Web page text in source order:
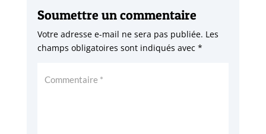
Soumettre un commentaire
Votre adresse e-mail ne sera pas publiée. Les
champs obligatoires sont indiqués avec *